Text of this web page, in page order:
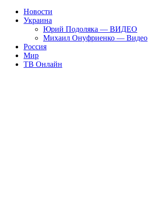
Новости
Украина
Юрий Подоляка — ВИДЕО
Михаил Онуфриенко — Видео
Россия
Мир
ТВ Онлайн